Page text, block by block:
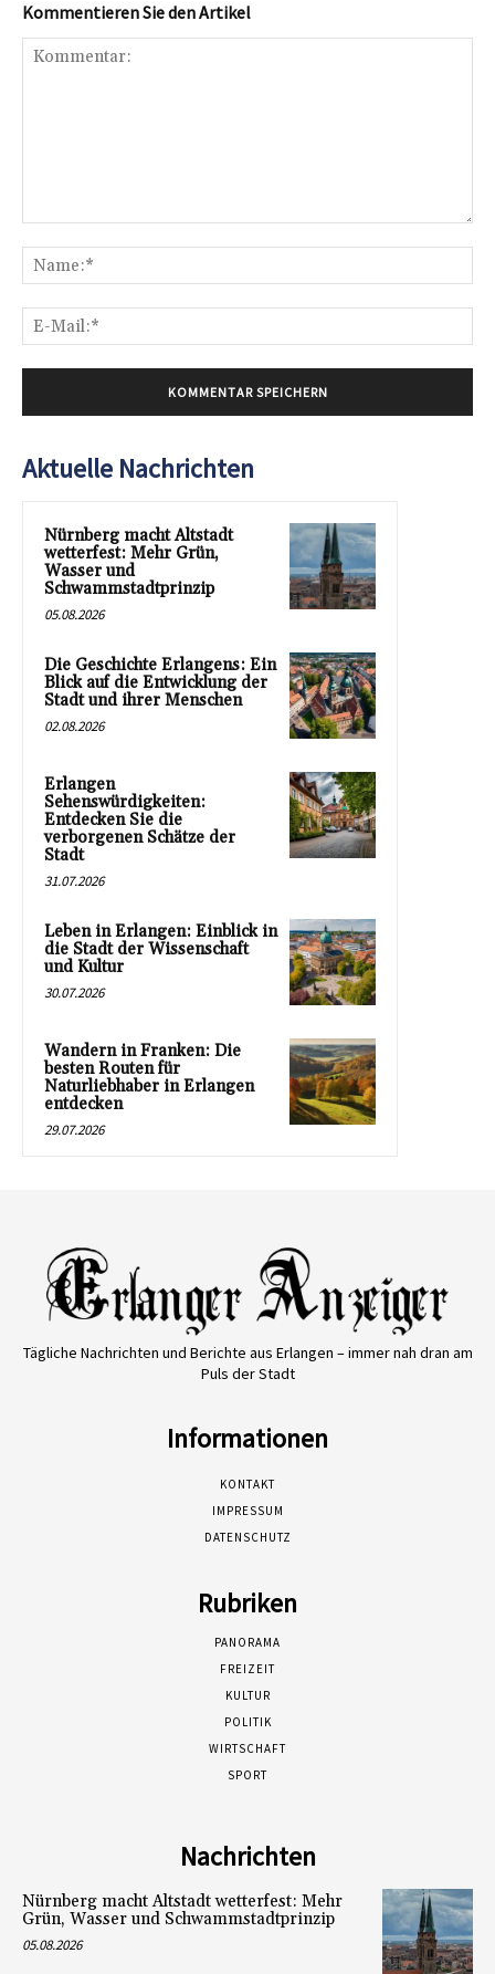
Kommentieren Sie den Artikel
Aktuelle Nachrichten
Nürnberg macht Altstadt
wetterfest: Mehr Grün,
Wasser und
Schwammstadtprinzip
05.08.2026
Die Geschichte Erlangens: Ein
Blick auf die Entwicklung der
Stadt und ihrer Menschen
02.08.2026
Erlangen
Sehenswürdigkeiten:
Entdecken Sie die
verborgenen Schätze der
Stadt
31.07.2026
Leben in Erlangen: Einblick in
die Stadt der Wissenschaft
und Kultur
30.07.2026
Wandern in Franken: Die
besten Routen für
Naturliebhaber in Erlangen
entdecken
29.07.2026
Tägliche Nachrichten und Berichte aus Erlangen – immer nah dran am
Puls der Stadt
Informationen
KONTAKT
IMPRESSUM
DATENSCHUTZ
Rubriken
PANORAMA
FREIZEIT
KULTUR
POLITIK
WIRTSCHAFT
SPORT
Nachrichten
Nürnberg macht Altstadt wetterfest: Mehr
Grün, Wasser und Schwammstadtprinzip
05.08.2026